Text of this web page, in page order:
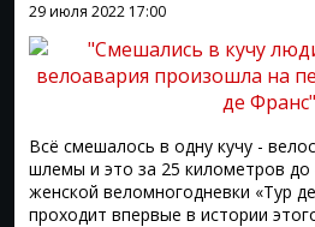
29 июля 2022 17:00
Всё смешалось в одну кучу -
шлемы и это за 25 километров
женской веломногодневки «Тур
проходит впервые в истории